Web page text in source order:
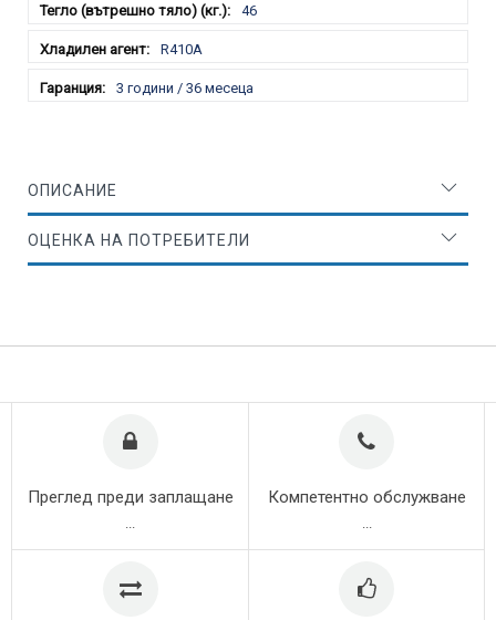
46
R410A
3 години / 36 месеца
ОПИСАНИЕ
ОЦЕНКА НА ПОТРЕБИТЕЛИ
Преглед преди заплащане Компетентно обслужване